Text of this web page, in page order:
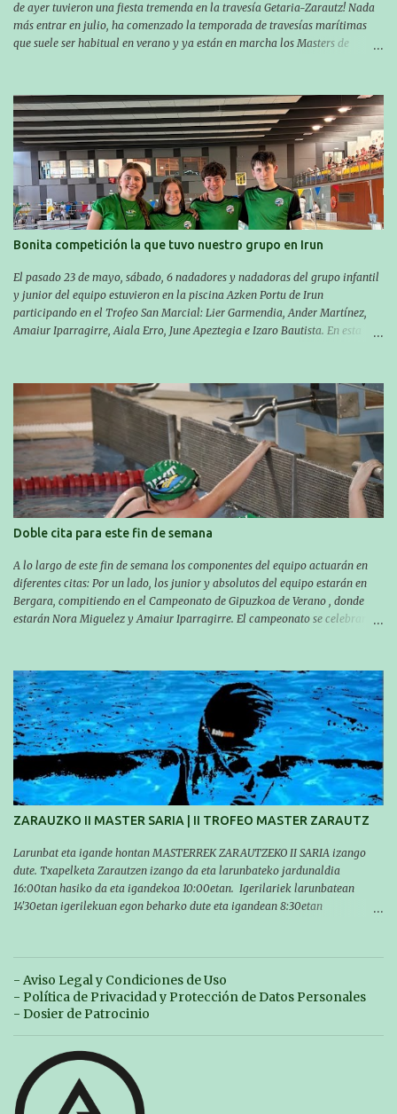
de ayer tuvieron una fiesta tremenda en la travesía Getaria-Zarautz! Nada
más entrar en julio, ha comenzado la temporada de travesías marítimas
que suele ser habitual en verano y ya están en marcha los Masters de
próxima cita. Para empezar, el 13 de julio, Manu Santos participó en la
XXXVIII. Travesía a nado de Ondarroa y recorrió una distancia de 1600
metros en 28 minutos y 30 segundos. Al día siguiente, Manu Santos y su
compañero Asier Gorostegi participaron en la V. San Antón Bira. En esta
travesía se realiza un recorrido desde la playa de Gaztetape hasta la playa
de Malkorbe, pero debido al estado del mar de aquel día, la organización
decidió hacerlo en el interior de la bahía de la playa de Malkorbe. Así,
Asier completó el recorrido en 29 minutos y 30 segundos, c...
Bonita competición la que tuvo nuestro grupo en Irun
El pasado 23 de mayo, sábado, 6 nadadores y nadadoras del grupo infantil
y junior del equipo estuvieron en la piscina Azken Portu de Irun
participando en el Trofeo San Marcial: Lier Garmendia, Ander Martínez,
Amaiur Iparragirre, Aiala Erro, June Apeztegia e Izaro Bautista. En esta
marcas. A pesar de no conseguir marca, pasaron una tarde muy buena y
sirvió para reforzar su experiencia. La mayoría ya ha terminado la
temporada, pero seguiremos trabajando con quienes están en la recta final,
trabajando para que cada uno consiga sus objetivos personales. BRNPWR!
Doble cita para este fin de semana
A lo largo de este fin de semana los componentes del equipo actuarán en
diferentes citas: Por un lado, los junior y absolutos del equipo estarán en
Bergara, compitiendo en el Campeonato de Gipuzkoa de Verano , donde
estarán Nora Miguelez y Amaiur Iparragirre. El campeonato se celebrará
sábado por la tarde a las 16:30. Por otro lado, otro grupo pequeño actuará
en el polideportivo Antzizar de Beasain en el XXIIIº memorial Leire
Contreras , en una mañana popular festiva organizada por el club Igartza.
Las pruebas empezarán a las 10:30, a las 11:30 habrá pruebas populares
australianas y después habrá un almuerzo para todos y todas las
participantes. Toda la información sobre convocatorias y competiciones la
encontraréis en nuestra web, en el siguiente enlace:
https://www.es.buruntzaldeaikt.eus/competici%C3%B3n/egutegia#h.9xisch
p06awl ¡Mucha suert...
ZARAUZKO II MASTER SARIA | II TROFEO MASTER ZARAUTZ
Larunbat eta igande hontan MASTERREK ZARAUTZEKO II SARIA izango
dute. Txapelketa Zarautzen izango da eta larunbateko jardunaldia
16:00tan hasiko da eta igandekoa 10:00etan. Igerilariek larunbatean
14'30etan igerilekuan egon beharko dute eta igandean 8:30etan
domingo los MASTERS tendrán el II TROFEO MASTER DE ZARAUTZ. La
competición se celebrará en Zarautz a las 16:00 la jornada del sabado y a
las 10:00 la del domingo. Los/las nadadores/as tendrán que estar en la
piscina a las 14:30 el sabado y a las 8:30 el domingo (polideportivo
- Aviso Legal y Condiciones de Uso
- Política de Privacidad y Protección de Datos Personales
- Dosier de Patrocinio